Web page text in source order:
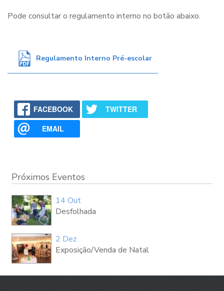
Pode consultar o regulamento interno no botão abaixo.
Regulamento Interno Pré-escolar
FACEBOOK
TWITTER
EMAIL
Próximos Eventos
14 Out
Desfolhada
2 Dez
Exposição/Venda de Natal